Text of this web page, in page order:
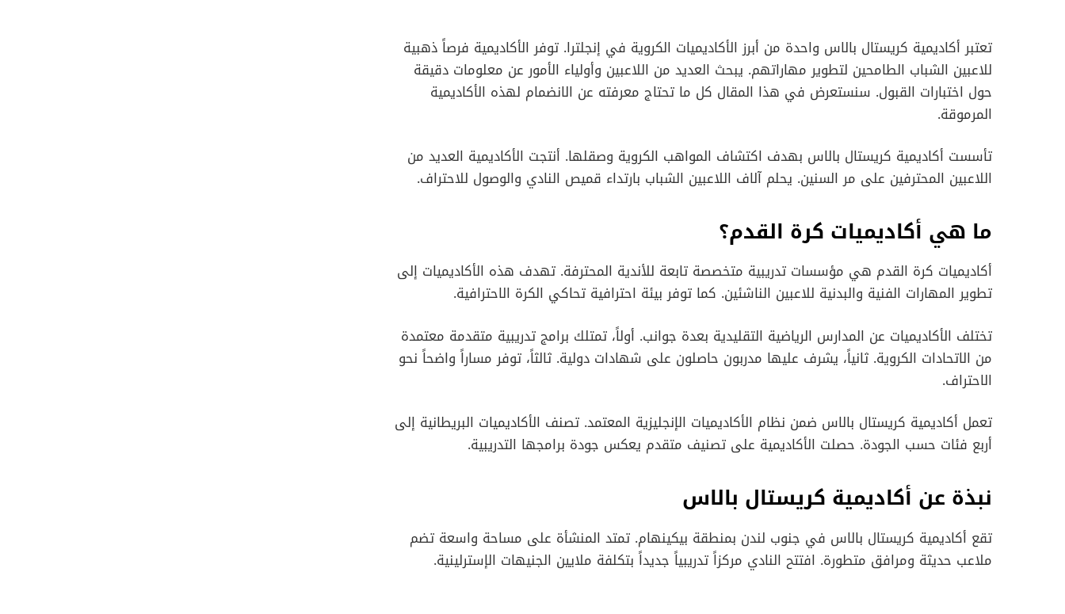
تعتبر أكاديمية كريستال بالاس واحدة من أبرز الأكاديميات الكروية في إنجلترا. توفر الأكاديمية فرصاً ذهبية
للاعبين الشباب الطامحين لتطوير مهاراتهم. يبحث العديد من اللاعبين وأولياء الأمور عن معلومات دقيقة
حول اختبارات القبول. سنستعرض في هذا المقال كل ما تحتاج معرفته عن الانضمام لهذه الأكاديمية
المرموقة.
تأسست أكاديمية كريستال بالاس بهدف اكتشاف المواهب الكروية وصقلها. أنتجت الأكاديمية العديد من
اللاعبين المحترفين على مر السنين. يحلم آلاف اللاعبين الشباب بارتداء قميص النادي والوصول للاحتراف.
ما هي أكاديميات كرة القدم؟
أكاديميات كرة القدم هي مؤسسات تدريبية متخصصة تابعة للأندية المحترفة. تهدف هذه الأكاديميات إلى
تطوير المهارات الفنية والبدنية للاعبين الناشئين. كما توفر بيئة احترافية تحاكي الكرة الاحترافية.
تختلف الأكاديميات عن المدارس الرياضية التقليدية بعدة جوانب. أولاً، تمتلك برامج تدريبية متقدمة معتمدة
من الاتحادات الكروية. ثانياً، يشرف عليها مدربون حاصلون على شهادات دولية. ثالثاً، توفر مساراً واضحاً نحو
الاحتراف.
تعمل أكاديمية كريستال بالاس ضمن نظام الأكاديميات الإنجليزية المعتمد. تصنف الأكاديميات البريطانية إلى
أربع فئات حسب الجودة. حصلت الأكاديمية على تصنيف متقدم يعكس جودة برامجها التدريبية.
نبذة عن أكاديمية كريستال بالاس
تقع أكاديمية كريستال بالاس في جنوب لندن بمنطقة بيكينهام. تمتد المنشأة على مساحة واسعة تضم
ملاعب حديثة ومرافق متطورة. افتتح النادي مركزاً تدريبياً جديداً بتكلفة ملايين الجنيهات الإسترلينية.